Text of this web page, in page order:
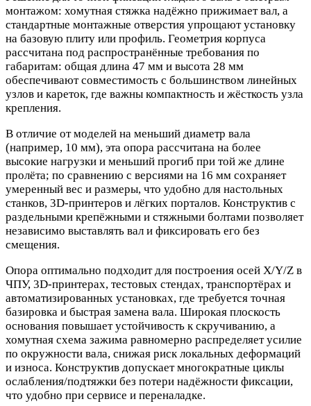
монтажом: хомутная стяжка надёжно прижимает вал, а
стандартные монтажные отверстия упрощают установку
на базовую плиту или профиль. Геометрия корпуса
рассчитана под распространённые требования по
габаритам: общая длина 47 мм и высота 28 мм
обеспечивают совместимость с большинством линейных
узлов и кареток, где важны компактность и жёсткость узла
крепления.
В отличие от моделей на меньший диаметр вала
(например, 10 мм), эта опора рассчитана на более
высокие нагрузки и меньший прогиб при той же длине
пролёта; по сравнению с версиями на 16 мм сохраняет
умеренный вес и размеры, что удобно для настольных
станков, 3D‑принтеров и лёгких порталов. Конструктив с
раздельными крепёжными и стяжными болтами позволяет
независимо выставлять вал и фиксировать его без
смещения.
Опора оптимально подходит для построения осей X/Y/Z в
ЧПУ, 3D‑принтерах, тестовых стендах, транспортёрах и
автоматизированных установках, где требуется точная
базировка и быстрая замена вала. Широкая плоскость
основания повышает устойчивость к скручиванию, а
хомутная схема зажима равномерно распределяет усилие
по окружности вала, снижая риск локальных деформаций
и износа. Конструктив допускает многократные циклы
ослабления/подтяжки без потери надёжности фиксации,
что удобно при сервисе и переналадке.